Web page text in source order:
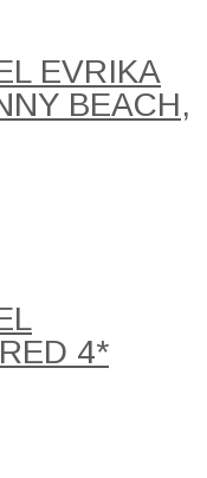
EVRIKA
BEACH,
4*